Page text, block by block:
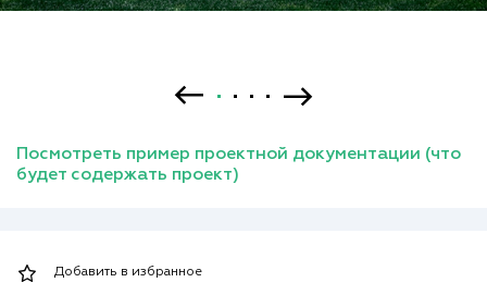
Посмотреть пример проектной документации (что
будет содержать проект)
Добавить в избранное